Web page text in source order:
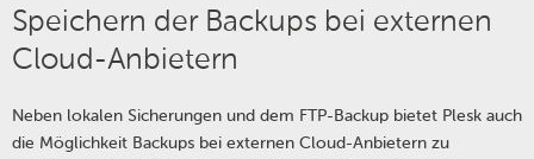
Speichern der Backups bei externen
Cloud-Anbietern
Neben lokalen Sicherungen und dem FTP-Backup bietet Plesk auch
die Möglichkeit Backups bei externen Cloud-Anbietern zu